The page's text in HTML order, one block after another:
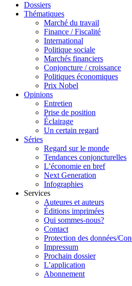
Dossiers
Thématiques
Marché du travail
Finance / Fiscalité
International
Politique sociale
Marchés financiers
Conjoncture / croissance
Politiques économiques
Prix Nobel
Opinions
Entretien
Prise de position
Éclairage
Un certain regard
Séries
Regard sur le monde
Tendances conjoncturelles
L’économie en bref
Next Generation
Infographies
Services
Auteures et auteurs
Éditions imprimées
Qui sommes-nous?
Contact
Protection des données/
Impressum
Prochain dossier
L’application
Abonnement